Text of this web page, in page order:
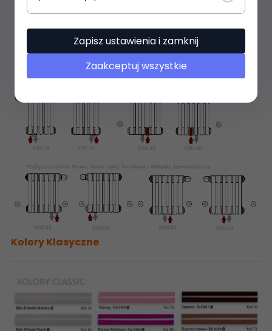
Kolory Klasyczne
Zapisz ustawienia i zamknij
Zaakceptuj wszystkie